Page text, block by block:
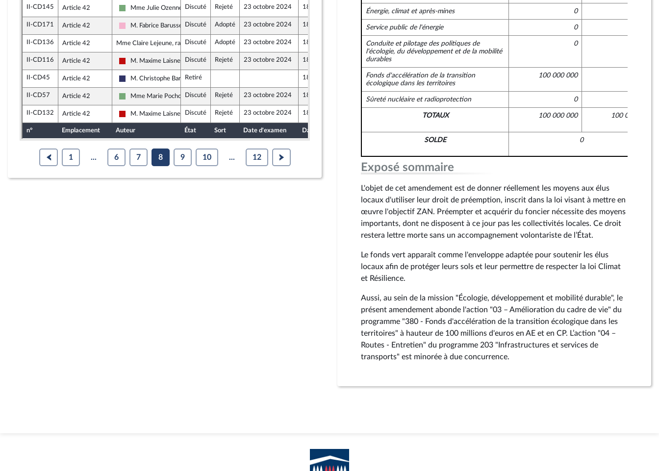
II-CD145 Article 42
Écologiste et Social
Mme Julie Ozenne Discuté Rejeté 23 octobre 2024 18 octobre 2024
II-CD171 Article 42
Socialistes et apparentés
M. Fabrice BarusseauDiscuté Adopté 23 octobre 2024 18 octobre 2024
II-CD136 Article 42 Mme Claire Lejeune, rapporteure
Discuté Adopté 23 octobre 2024 18 octobre 2024
II-CD116 Article 42
La France insoumise - Nouveau Front Populaire
M. Maxime Laisney Discuté Rejeté 23 octobre 2024 18 octobre 2024
II-CD45 Article 42
Rassemblement National
M. Christophe BarthèsRetiré 18 octobre 2024
II-CD57 Article 42
Écologiste et Social
Mme Marie Pochon Discuté Rejeté 23 octobre 2024 18 octobre 2024
II-CD132 Article 42
La France insoumise - Nouveau Front Populaire
M. Maxime Laisney Discuté Rejeté 23 octobre 2024 18 octobre 2024
n° Emplacement Auteur État Sort Date d'examen Date de dépôt
1 ... 6 7 8 9 10 ... 12
Énergie, climat et après-mines 0
Service public de l'énergie 0
Conduite et pilotage des politiques de
l'écologie, du développement et de la mobilité
durables
0
Fonds d'accélération de la transition
écologique dans les territoires
100 000 000
Sûreté nucléaire et radioprotection 0
TOTAUX 100 000 000 100 000 000
SOLDE 0
Exposé sommaire
L'objet de cet amendement est de donner réellement les moyens aux élus
locaux d'utiliser leur droit de préemption, inscrit dans la loi visant à mettre en
œuvre l'objectif ZAN. Préempter et acquérir du foncier nécessite des moyens
importants, dont ne disposent à ce jour pas les collectivités locales. Ce droit
restera lettre morte sans un accompagnement volontariste de l’État.
Le fonds vert apparaît comme l'enveloppe adaptée pour soutenir les élus
locaux afin de protéger leurs sols et leur permettre de respecter la loi Climat
et Résilience.
Aussi, au sein de la mission "Écologie, développement et mobilité durable", le
présent amendement abonde l'action "03 – Amélioration du cadre de vie" du
programme "380 - Fonds d'accélération de la transition écologique dans les
territoires" à hauteur de 100 millions d'euros en AE et en CP. L’action "04 –
Routes - Entretien" du programme 203 "Infrastructures et services de
transports" est minorée à due concurrence.